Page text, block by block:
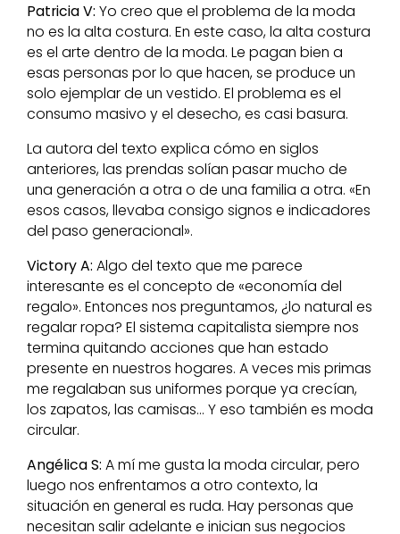
Patricia V: Yo creo que el problema de la moda
no es la alta costura. En este caso, la alta costura
es el arte dentro de la moda. Le pagan bien a
esas personas por lo que hacen, se produce un
solo ejemplar de un vestido. El problema es el
consumo masivo y el desecho, es casi basura.
La autora del texto explica cómo en siglos
anteriores, las prendas solían pasar mucho de
una generación a otra o de una familia a otra. «En
esos casos, llevaba consigo signos e indicadores
del paso generacional».
Victory A: Algo del texto que me parece
interesante es el concepto de «economía del
regalo». Entonces nos preguntamos, ¿lo natural es
regalar ropa? El sistema capitalista siempre nos
termina quitando acciones que han estado
presente en nuestros hogares. A veces mis primas
me regalaban sus uniformes porque ya crecían,
los zapatos, las camisas… Y eso también es moda
circular.
Angélica S: A mí me gusta la moda circular, pero
luego nos enfrentamos a otro contexto, la
situación en general es ruda. Hay personas que
necesitan salir adelante e inician sus negocios